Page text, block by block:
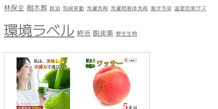
林保全 樹木葬 民泊 気候変動 洗濯洗剤 洗濯用液体洗剤 海洋汚染 温室効果ガス
環境ラベル 終活 脱炭素 野生生物